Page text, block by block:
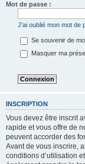
Mot de passe :
J’ai oublié mon mot de
Se souvenir de
Masquer ma
INSCRIPTION
Vous devez être inscrit
rapide et vous offre de
peuvent accorder des
Avant de vous inscrire,
conditions d’utilisation